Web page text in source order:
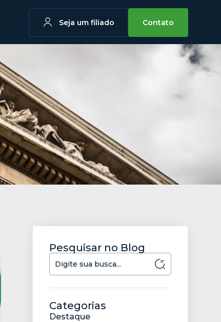
Seja um filiado Contato
Pesquisar no Blog
Categorias
Destaque